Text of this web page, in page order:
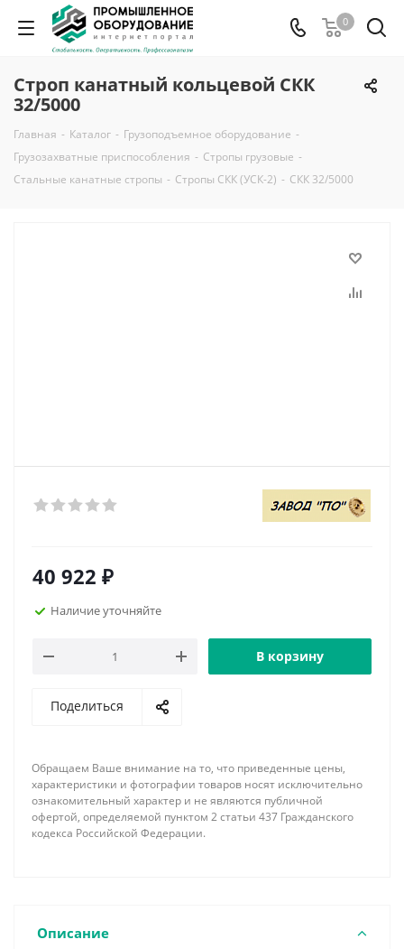
0
Строп канатный кольцевой СКК
32/5000
Главная - Каталог - Грузоподъемное оборудование -
Грузозахватные приспособления - Стропы грузовые -
Стальные канатные стропы - Стропы СКК (УСК-2) - СКК 32/5000
40 922 ₽
Наличие уточняйте
В корзину
Поделиться
Обращаем Ваше внимание на то, что приведенные цены,
характеристики и фотографии товаров носят исключительно
ознакомительный характер и не являются публичной
офертой, определяемой пунктом 2 статьи 437 Гражданского
кодекса Российской Федерации.
Описание